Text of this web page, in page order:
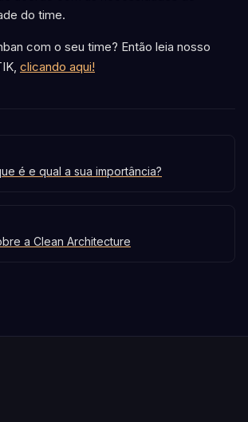
do time.
com o seu time? Então leia nosso
clicando aqui!
é e qual a sua importância?
a Clean Architecture